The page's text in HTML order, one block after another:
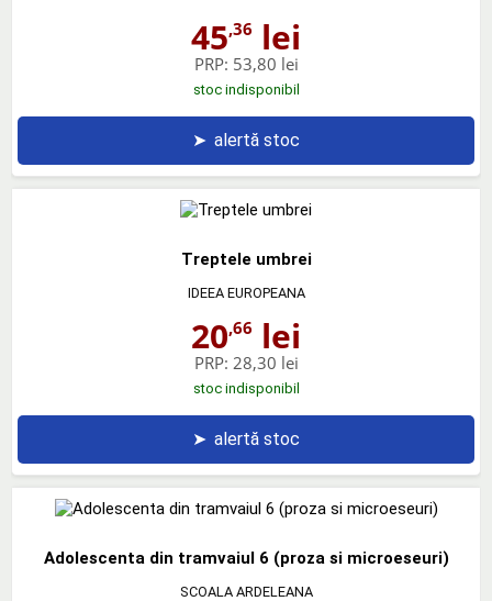
45,36 lei
PRP: 53,80 lei
stoc indisponibil
➤ alertă stoc
Treptele umbrei
IDEEA EUROPEANA
20,66 lei
PRP: 28,30 lei
stoc indisponibil
➤ alertă stoc
Adolescenta din tramvaiul 6 (proza si microeseuri)
SCOALA ARDELEANA